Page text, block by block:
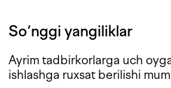
So‘nggi yangiliklar
Ayrim tadbirkorlarga uch
ishlashga ruxsat berilishi